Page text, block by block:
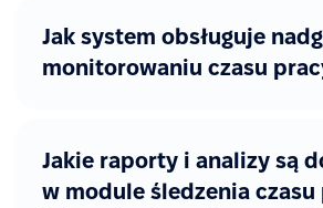
Jak system obsługuje
monitorowaniu czasu
Jakie raporty i analizy są
w module śledzenia czasu